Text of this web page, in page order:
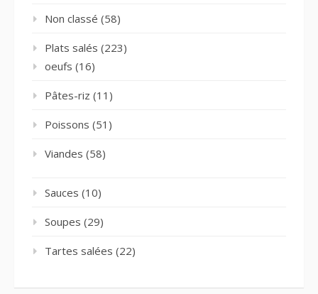
Non classé (58)
Plats salés (223)
oeufs (16)
Pâtes-riz (11)
Poissons (51)
Viandes (58)
Sauces (10)
Soupes (29)
Tartes salées (22)